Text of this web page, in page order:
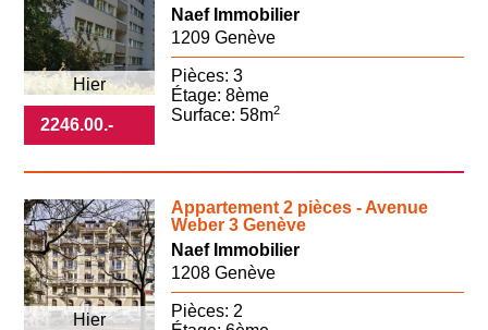
2246.00.-
Hier
Naef Immobilier
1209 Genève
Pièces: 3
Étage: 8ème
Surface: 58m2
Appartement 2 pièces - Avenue
Weber 3 Genève
Hier
Naef Immobilier
1208 Genève
Pièces: 2